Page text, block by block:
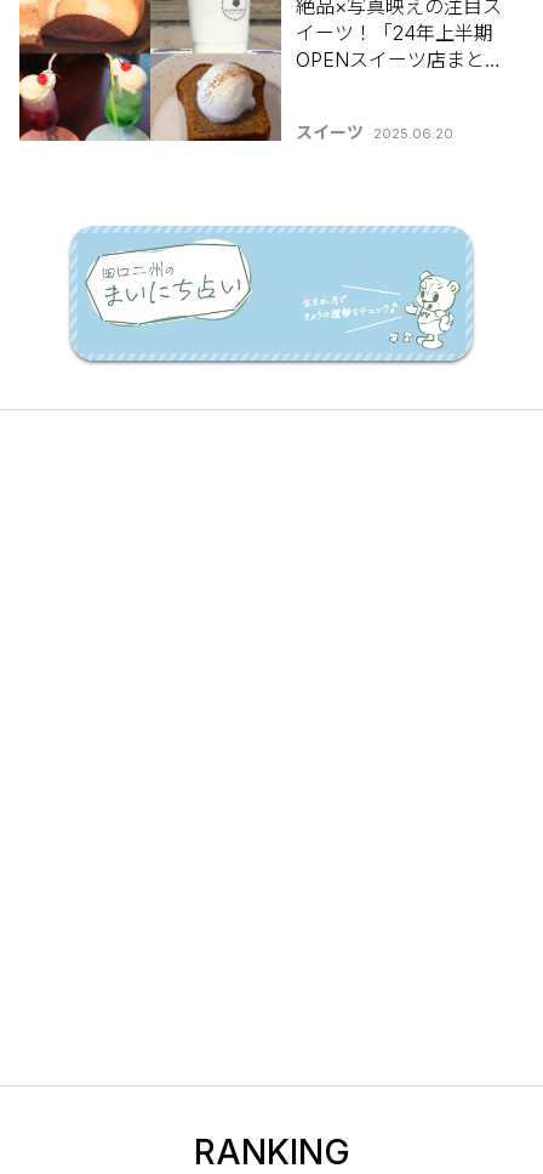
絶品×写真映えの注目ス
イーツ！「24年上半期
OPENスイーツ店まとめ
スイーツ 2025.06.20
RANKING